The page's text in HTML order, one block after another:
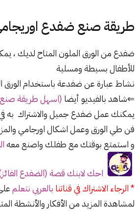
طريقة صنع ضفدع
ضفدع من الورق الملون المتاح لديك ،
للأطفال بسيطة ومسلية
نشاط عبارة عن ضفدعة باستخدام الورق
⇐شاهد بالفيديو أيضا (اسهل طريقة صنع
يمكنك عمل ضفدع جميل والاشتراك به
فن طي الورق وعمل اشكال اورجامي
و استمتع بوقتك مع طفلك واصنع معه
احك لابنك قصة (الضفدع
* الرجاء الاشتراك في قناتنا بالعربي نتعلم
لمشاهدة المزيد من الأفكار والأنشطة